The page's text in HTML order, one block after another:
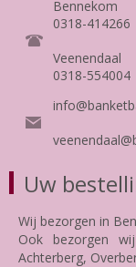
Bennekom
0318-414266
Veenendaal
0318-554004
Uw
Wij bezorgen in
Ook bezorgen
Achterberg,